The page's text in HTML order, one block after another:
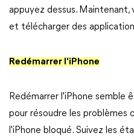
appuyez dessus.
et télécharger des
Redémarrer l'iPhone
Redémarrer l'iPhone semble
pour résoudre les problèmes
l'iPhone bloqué. Suivez les